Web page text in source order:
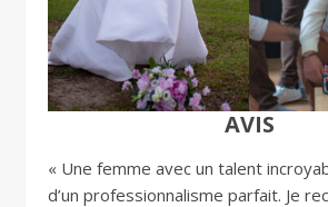
AVIS
« Une femme avec un talent
d’un professionnalisme parfait. Je